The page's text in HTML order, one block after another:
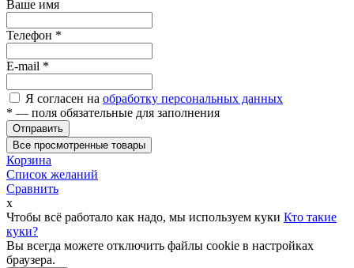
Ваше имя
Телефон *
E-mail *
Я согласен на обработку персональных данных
* — поля обязательные для заполнения
Отправить
Все просмотренные товары
Корзина
Список желаний
Сравнить
x
Чтобы всё работало как надо, мы используем куки Кто такие
куки?
Вы всегда можете отключить файлы cookie в настройках
браузера.